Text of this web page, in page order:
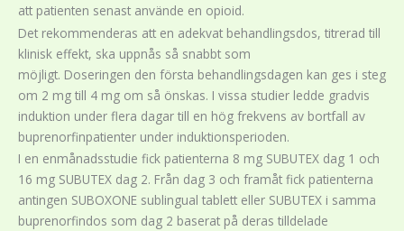
att patienten senast använde en opioid.
Det rekommenderas att en adekvat behandlingsdos, titrerad till
klinisk effekt, ska uppnås så snabbt som
möjligt. Doseringen den första behandlingsdagen kan ges i steg
om 2 mg till 4 mg om så önskas. I vissa studier ledde gradvis
induktion under flera dagar till en hög frekvens av bortfall av
buprenorfinpatienter under induktionsperioden.
I en enmånadsstudie fick patienterna 8 mg SUBUTEX dag 1 och
16 mg SUBUTEX dag 2. Från dag 3 och framåt fick patienterna
antingen SUBOXONE sublingual tablett eller SUBUTEX i samma
buprenorfindos som dag 2 baserat på deras tilldelade